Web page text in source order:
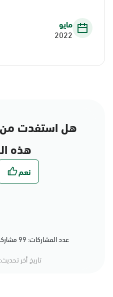
مايو
2022
هل استفدت
هذه
عدد المشاركات: 99 مشاركة (82%) أعجبهم المحتوى
تاريخ أخر تحديث: